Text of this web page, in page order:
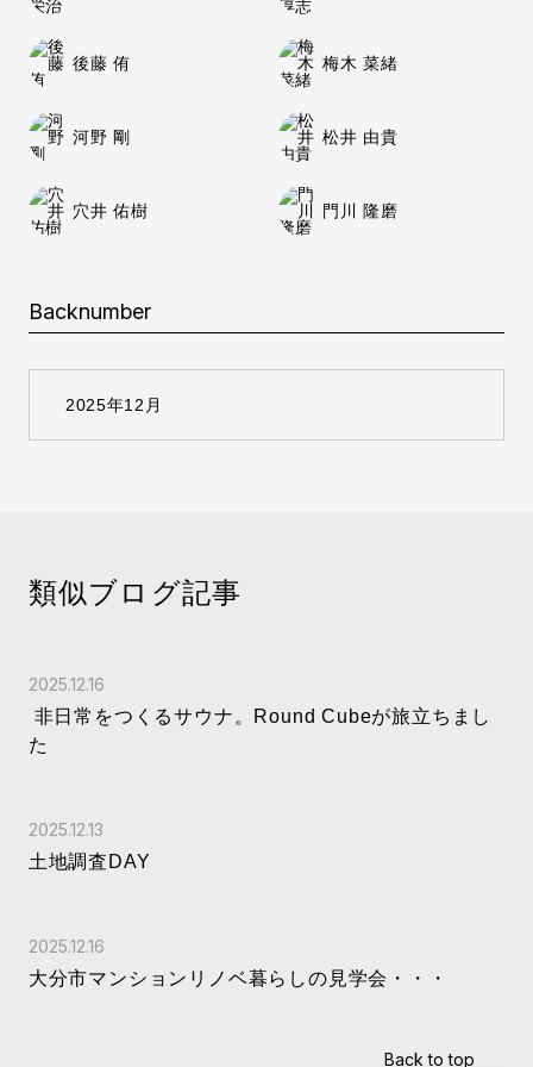
後藤 侑 梅木 菜緒
河野 剛 松井 由貴
穴井 佑樹 門川 隆磨
Backnumber
類似ブログ記事
2025.12.16
非日常をつくるサウナ。Round Cubeが旅立ちまし
た
2025.12.13
土地調査DAY
2025.12.16
大分市マンションリノベ暮らしの見学会・・・
Back to top